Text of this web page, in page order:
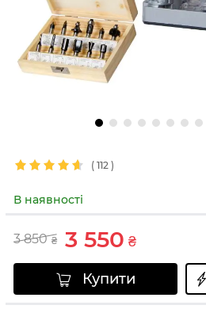
( 112 )
В наявності
3 850 ₴ 3 550 ₴
Купити